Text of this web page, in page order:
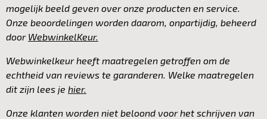
mogelijk beeld geven over onze producten en service.
Onze beoordelingen worden daarom, onpartijdig, beheerd
door WebwinkelKeur.
Webwinkelkeur heeft maatregelen getroffen om de
echtheid van reviews te garanderen. Welke maatregelen
dit zijn lees je hier.
Onze klanten worden niet beloond voor het schrijven van